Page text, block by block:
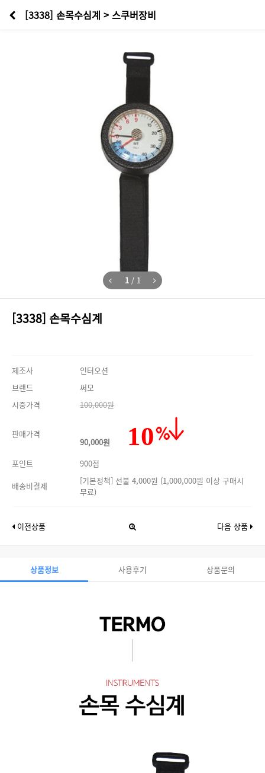
[3338] 손목수심계 > 스쿠버장비
1/ 1
[3338] 손목수심계
제조사
인터오션
브랜드
써모
시중가격
100,000원
판매가격
90,000원 10
포인트
900점
배송비결제
[기본정책] 선불 4,000원 (1,000,000원 이상 구매시
무료)
이전상품 다음 상품
상품정보 사용후기 상품문의